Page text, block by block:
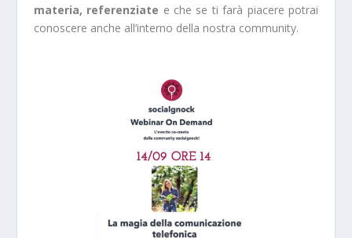
materia, referenziate e che se ti farà piacere potrai
conoscere anche all’interno della nostra community.